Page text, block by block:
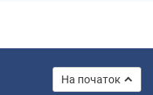
На початок